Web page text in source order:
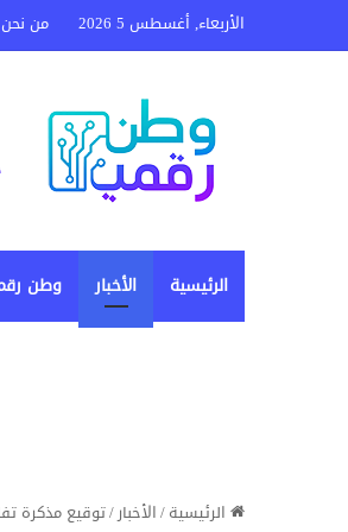
الأربعاء, أغسطس 5 2026 من نحن
الرئيسية الأخبار وطن
الرئيسية/الأخبار/توقيع مذكرة